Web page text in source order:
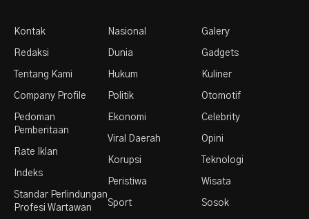
Kontak
Redaksi
Tentang Kami
Company Profile
Pedoman
Pemberitaan
Rate Iklan
Indeks
Standar Perlindungan
Profesi Wartawan
Nasional
Dunia
Hukum
Politik
Ekonomi
Viral Daerah
Korupsi
Peristiwa
Sport
Galery
Gadgets
Kuliner
Otomotif
Celebrity
Opini
Teknologi
Wisata
Sosok